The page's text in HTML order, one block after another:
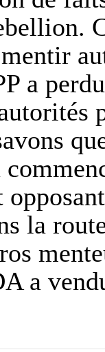
a
la
a